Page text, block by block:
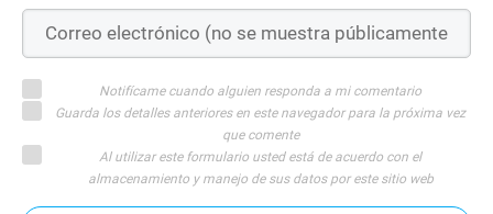
Notifícame cuando alguien responda a mi comentario
Guarda los detalles anteriores en este navegador para la próxima vez
que comente
Al utilizar este formulario usted está de acuerdo con el
almacenamiento y manejo de sus datos por este sitio web